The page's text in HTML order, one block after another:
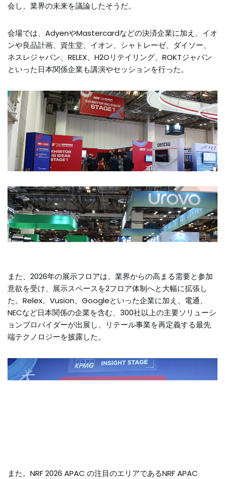
会し、業界の未来を議論したそうだ。
会場では、AdyenやMastercardなどの決済企業に加え、イオ
ンや良品計画、資生堂、イオン、シャトレーゼ、ダイソー、
ネスレジャパン、RELEX、H2Oリテイリング、ROKTジャパン
といった日本関係企業も講演やセッションを行った。
また、2026年の展示フロアは、業界からの高まる需要と参加
意欲を受け、展示スペースを2フロア体制へと大幅に拡張し
た。Relex、Vusion、Googleといった企業に加え、電通、
NECなど日本関係の企業を含む、300社以上の主要ソリューシ
ョンプロバイダーが出展し、リテール事業を再定義する最先
端テクノロジーを披露した。
また。NRF 2026 APAC の注目のエリアであるNRF APAC